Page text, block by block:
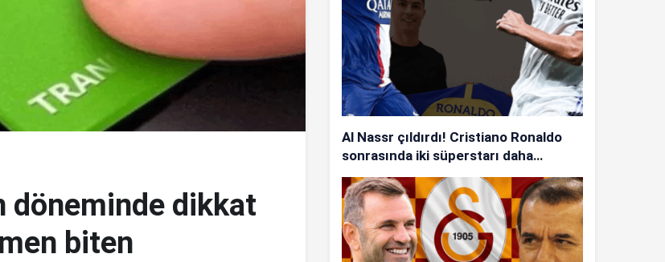
döneminde dikkat
biten
Al Nassr çıldırdı! Cristiano Ronaldo
sonrasında iki süperstarı daha
istiyorlar…